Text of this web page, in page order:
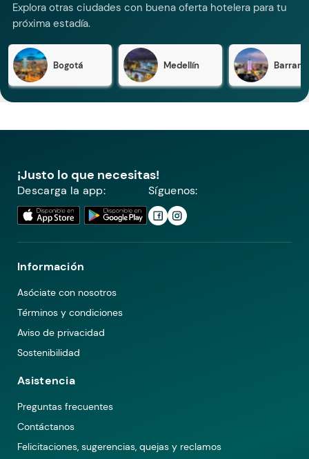
Explora otras ciudades con buena oferta hotelera para tu
próxima estadía.
Bogotá Medellín
¡Justo lo que necesitas!
Descarga la app: Síguenos:
Información
Asóciate con nosotros
Términos y condiciones
Aviso de privacidad
Sostenibilidad
Asistencia
Preguntas frecuentes
Contáctanos
Felicitaciones, sugerencias, quejas y reclamos